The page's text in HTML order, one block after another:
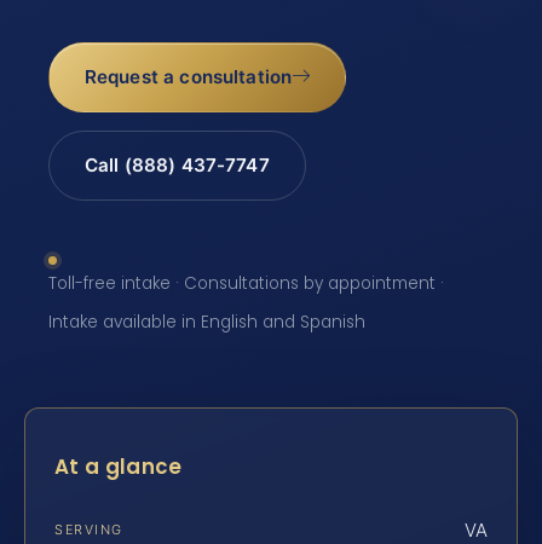
Request a consultation
Call (888) 437-7747
Toll-free intake · Consultations by appointment ·
Intake available in English and Spanish
At a glance
SERVING VA